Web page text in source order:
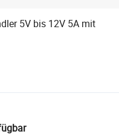
5V bis 12V 5A mit